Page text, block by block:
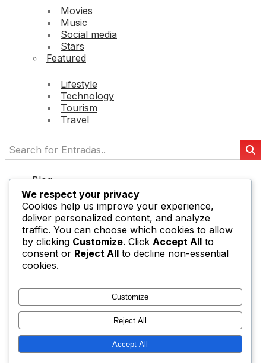
We respect your privacy
Cookies help us improve your experience,
deliver personalized content, and analyze
traffic. You can choose which cookies to allow
by clicking Customize. Click Accept All to
consent or Reject All to decline non-essential
cookies.
Customize
Reject All
Accept All
Movies
Music
Social media
Stars
Featured
Lifestyle
Technology
Tourism
Travel
Blog
Forums
Shop
Contact